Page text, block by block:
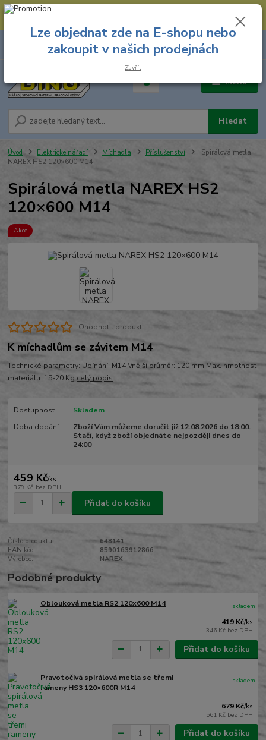
--- Spojovací materiál: 774 431 045 --- Prodejna nářadí: 731 449 423 --
Menu
Hledat
8.00 hod. - 16.00 hod.
za
Úvod Elektrické nářadí Míchadla Příslušenství
Spirálová metla
NAREX HS2 120×600 M14
Spirálová metla NAREX HS2
120×600 M14
Akce
Ohodnotit produkt
K míchadlům se závitem M14
Technické parametry: Upínání: M14 Vnější průměr: 120 mm Max. hmotnost
materiálu: 15-20 Kg celý popis
Dostupnost
Skladem
Doba dodání
Zboží Vám můžeme doručit již 12.08.2026 do 18:00.
Stačí, když zboží objednáte nejpozději dnes do
24:00
459 Kč/ks
379 Kč bez DPH
Přidat do košíku
Číslo produktu:
648141
EAN kód:
8590163912866
Výrobce:
NAREX
Podobné produkty
Oblouková metla RS2 120x600 M14
419 Kč/ks
346 Kč bez DPH
skladem
Přidat do košíku
Pravotočivá spirálová metla se třemi
rameny HS3 120×600R M14
679 Kč/ks
561 Kč bez DPH
skladem
Přidat do košíku
Lze objednat zde na E-shopu nebo
zakoupit v našich prodejnách
Zavřít